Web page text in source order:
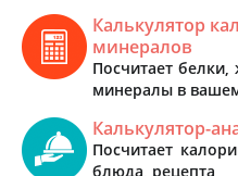
Калькулятор
минералов
Посчитает
минералы в
Калькулятор-
Посчитает
блюда, рецепта